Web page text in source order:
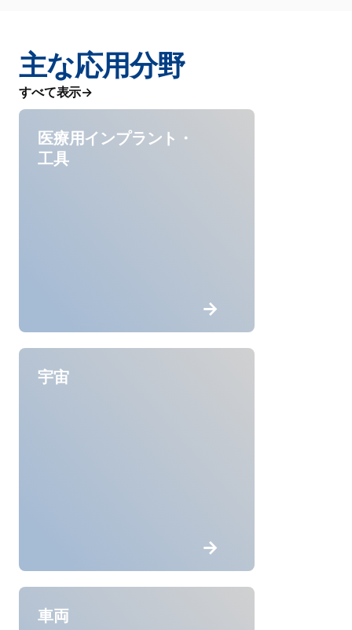
主な応用分野
すべて表示
医療用インプラント・
工具
宇宙
車両